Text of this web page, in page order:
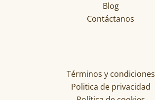
Blog
Contáctanos
Términos y condiciones
Politica de privacidad